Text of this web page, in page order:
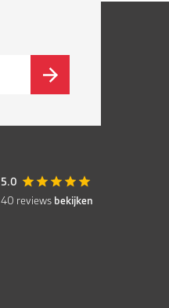
5.0
40 reviews bekijken